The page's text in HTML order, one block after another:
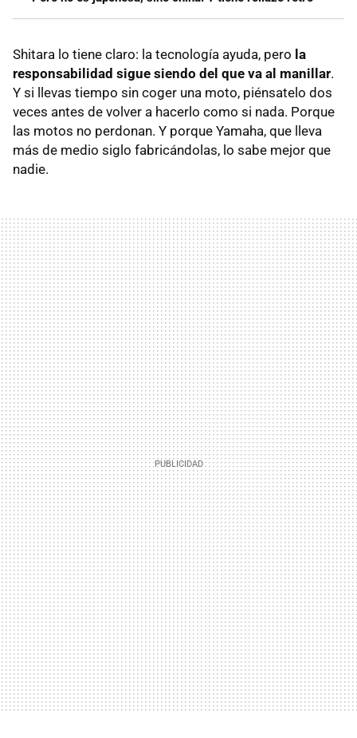
Shitara lo tiene claro: la tecnología ayuda, pero la
responsabilidad sigue siendo del que va al manillar.
Y si llevas tiempo sin coger una moto, piénsatelo dos
veces antes de volver a hacerlo como si nada. Porque
las motos no perdonan. Y porque Yamaha, que lleva
más de medio siglo fabricándolas, lo sabe mejor que
nadie.